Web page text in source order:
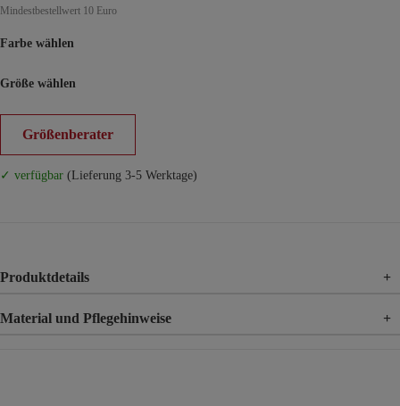
Mindestbestellwert 10 Euro
Farbe wählen
Größe wählen
Größenberater
✓ verfügbar (Lieferung 3-5 Werktage)
Produktdetails +
Material und Pflegehinweise +